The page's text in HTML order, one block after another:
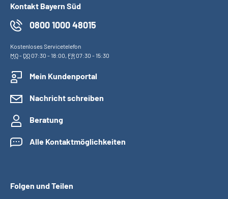
Kontakt Bayern Süd
0800 1000 48015
Kostenloses Servicetelefon
MO- DO07:30 - 18:00, FR07:30 - 15:30
Mein Kundenportal
Nachricht schreiben
Beratung
Alle Kontaktmöglichkeiten
Folgen und Teilen